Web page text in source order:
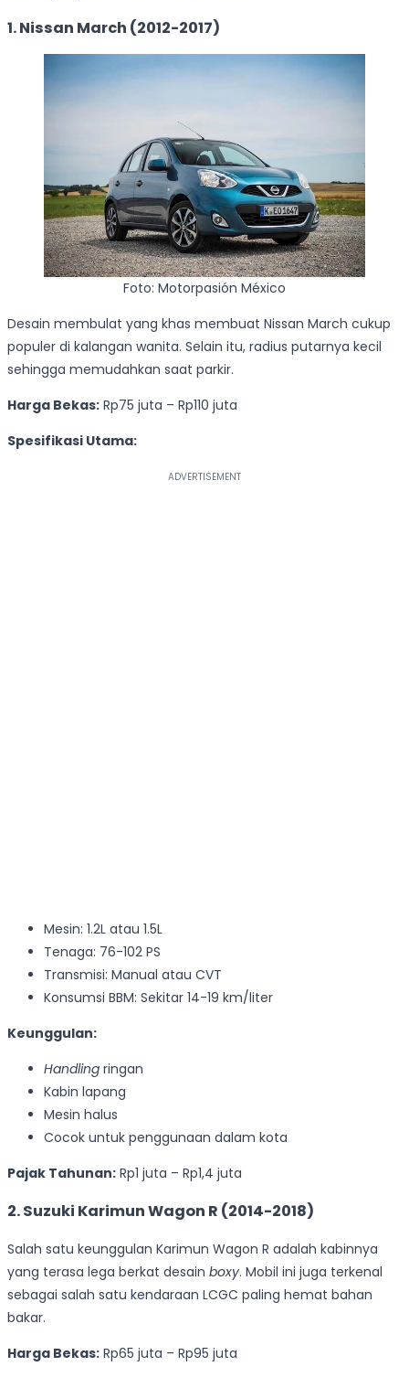
1. Nissan March (2012-2017)
Foto: Motorpasión México
Desain membulat yang khas membuat Nissan March cukup
populer di kalangan wanita. Selain itu, radius putarnya kecil
sehingga memudahkan saat parkir.
Harga Bekas: Rp75 juta – Rp110 juta
Spesifikasi Utama:
Mesin: 1.2L atau 1.5L
Tenaga: 76-102 PS
Transmisi: Manual atau CVT
Konsumsi BBM: Sekitar 14-19 km/liter
Keunggulan:
Handling ringan
Kabin lapang
Mesin halus
Cocok untuk penggunaan dalam kota
Pajak Tahunan: Rp1 juta – Rp1,4 juta
2. Suzuki Karimun Wagon R (2014-2018)
Salah satu keunggulan Karimun Wagon R adalah kabinnya
yang terasa lega berkat desain boxy. Mobil ini juga terkenal
sebagai salah satu kendaraan LCGC paling hemat bahan
bakar.
Harga Bekas: Rp65 juta – Rp95 juta